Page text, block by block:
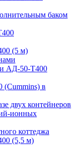
баком
(5 м)
АД-50-Т400
(Cummins) в
двух контейнеров
ионных
коттеджа
(5,5 м)